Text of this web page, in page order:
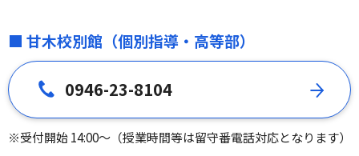
■ 甘木校別館（個別指導・高等部）
0946-23-8104
※受付開始 14:00～（授業時間等は留守番電話対応となります）